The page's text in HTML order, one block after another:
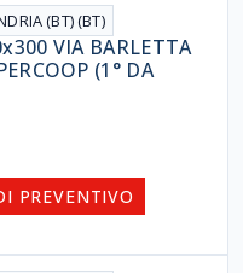
(BT) (BT)
VIA BARLETTA
(1° DA
PREVENTIVO